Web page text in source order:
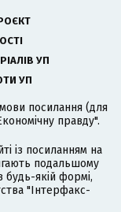
УП
УП
посилання (для
правду".
із посиланням на
подальшому
якій формі,
"Інтерфакс-